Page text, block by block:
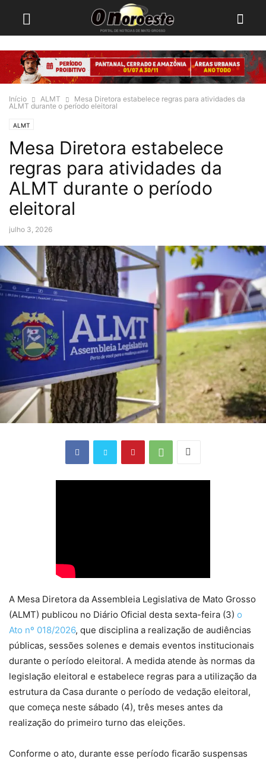
Início ALMT
Mesa Diretora estabelece regras para atividades da
ALMT durante o período eleitoral
ALMT
Mesa Diretora estabelece
regras para atividades da
ALMT durante o período
eleitoral
julho 3, 2026
A Mesa Diretora da Assembleia Legislativa de Mato Grosso
(ALMT) publicou no Diário Oficial desta sexta-feira (3) o
Ato nº 018/2026, que disciplina a realização de audiências
públicas, sessões solenes e demais eventos institucionais
durante o período eleitoral. A medida atende às normas da
legislação eleitoral e estabelece regras para a utilização da
estrutura da Casa durante o período de vedação eleitoral,
que começa neste sábado (4), três meses antes da
realização do primeiro turno das eleições.
Conforme o ato, durante esse período ficarão suspensas